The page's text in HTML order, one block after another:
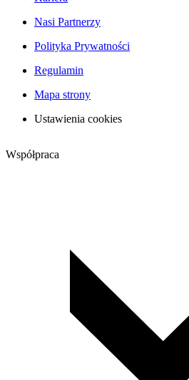
Nasi Partnerzy
Polityka Prywatności
Regulamin
Mapa strony
Ustawienia cookies
Współpraca